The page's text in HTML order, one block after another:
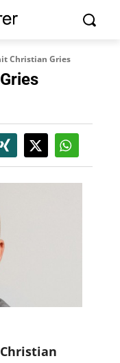
Christian Gries